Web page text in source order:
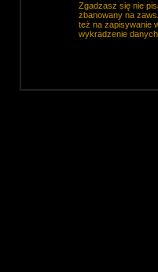
Zgadzasz się nie
zbanowany na
też na zapisywanie
wykradzenie danych.